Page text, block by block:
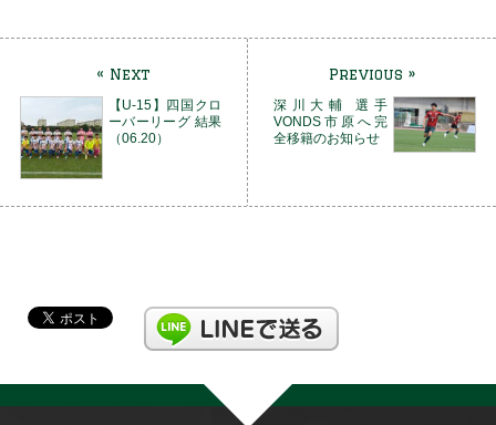
« Next
【U-15】四国クロ
ーバーリーグ 結果
（06.20）
Previous »
深川大輔 選手
VONDS市原へ完
全移籍のお知らせ